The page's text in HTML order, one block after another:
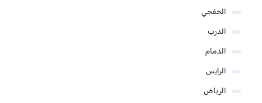
الخفجي
الدرب
الدمام
الرايس
الرياض